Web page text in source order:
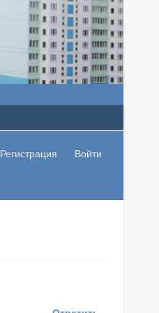
Регистрация Войти